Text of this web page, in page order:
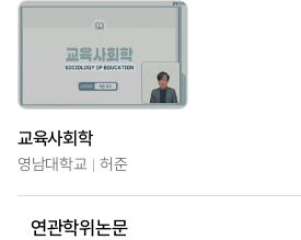
교육사회학
영남대학교 허준
연관학위논문